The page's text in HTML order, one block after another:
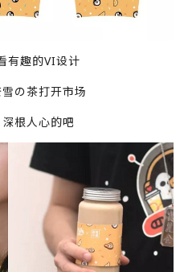
有趣的VI设计
の茶打开市场
根人心的吧